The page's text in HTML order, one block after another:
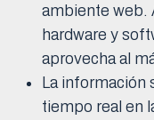
ambiente web.
hardware y
aprovecha al
La información
tiempo real en